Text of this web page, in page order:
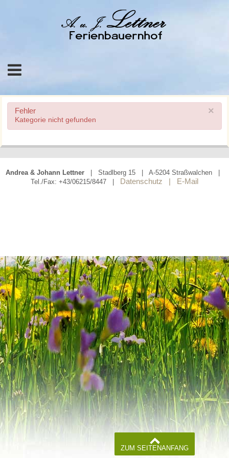
×
Fehler
Kategorie nicht gefunden
Andrea & Johann Lettner| Stadlberg 15 | A-5204 Straßwalchen |
Tel./Fax: +43/06215/8447 | Datenschutz | E-Mail
ZUM SEITENANFANG